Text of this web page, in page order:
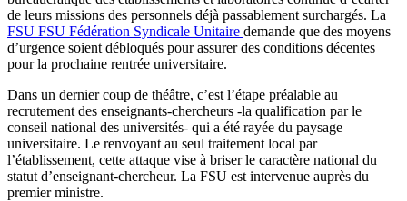
de leurs missions des personnels déjà passablement surchargés. La
FSU FSU Fédération Syndicale Unitaire demande que des moyens
d’urgence soient débloqués pour assurer des conditions décentes
pour la prochaine rentrée universitaire.
Dans un dernier coup de théâtre, c’est l’étape préalable au
recrutement des enseignants-chercheurs -la qualification par le
conseil national des universités- qui a été rayée du paysage
universitaire. Le renvoyant au seul traitement local par
l’établissement, cette attaque vise à briser le caractère national du
statut d’enseignant-chercheur. La FSU est intervenue auprès du
premier ministre.